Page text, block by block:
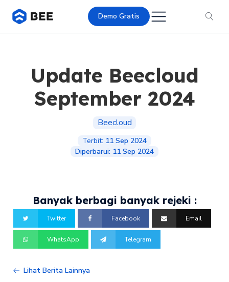
Demo Gratis
Update Beecloud
September 2024
Beecloud
Terbit: 11 Sep 2024
Diperbarui: 11 Sep 2024
Banyak berbagi banyak rejeki :
Twitter Facebook Email
WhatsApp Telegram
Lihat Berita Lainnya